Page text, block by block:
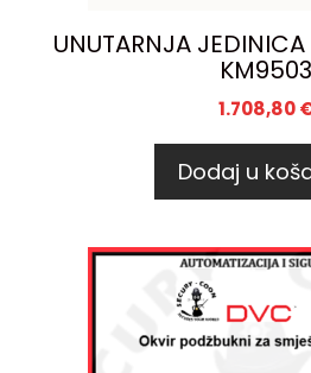
UNUTARNJA
KM9503
1.708,80
Dodaj u